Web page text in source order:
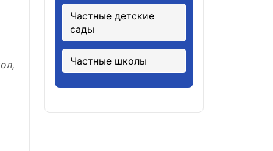
Частные детские
сады
Частные школы